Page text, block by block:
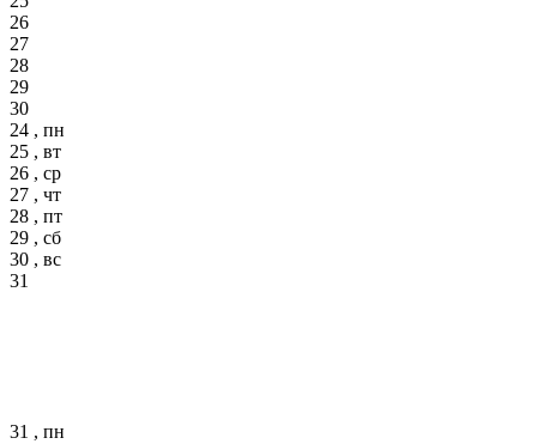
26
27
28
29
30
24 , пн
25 , вт
26 , ср
27 , чт
28 , пт
29 , сб
30 , вс
31
31 , пн